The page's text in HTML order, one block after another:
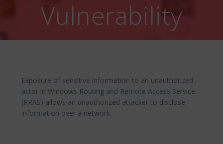
Vulnerability
Exposure of sensitive information to an unauthorized
actor in Windows Routing and Remote Access Service
(RRAS) allows an unauthorized attacker to disclose
information over a network.